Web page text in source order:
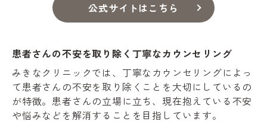
公式サイトはこちら
患者さんの不安を取り除く丁寧なカウンセリング
みきなクリニックでは、丁寧なカウンセリングによっ
て患者さんの不安を取り除くことを大切にしているの
が特徴。患者さんの立場に立ち、現在抱えている不安
や悩みなどを解消することを目指しています。